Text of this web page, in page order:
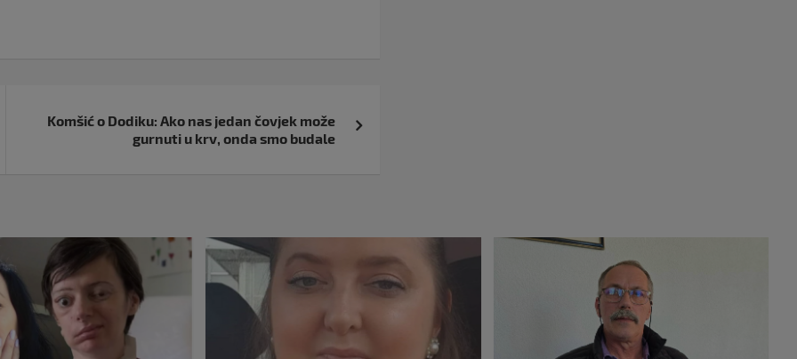
Komšić o Dodiku: Ako nas jedan čovjek može
gurnuti u krv, onda smo budale